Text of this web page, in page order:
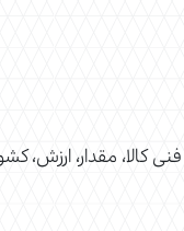
کالا، مقدار، ارزش،